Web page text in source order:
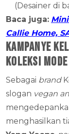
(Desainer di
Baca juga:
Callie Home,
Kampanye
Koleksi
Sebagai brand
slogan vegan
menghasilkan